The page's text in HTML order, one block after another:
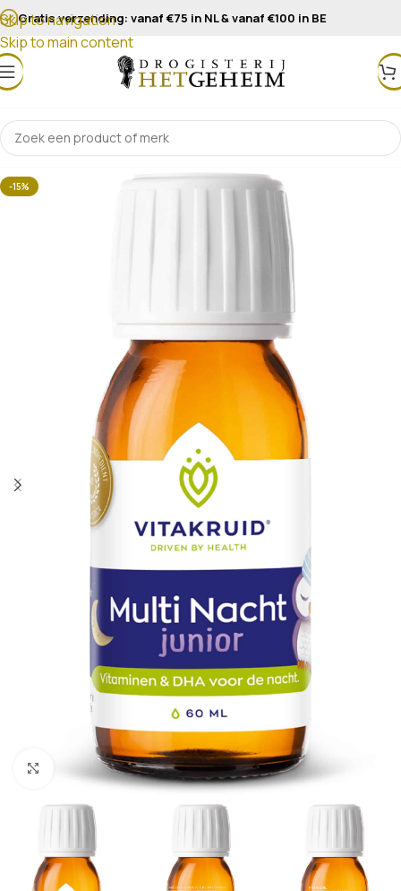
Skip to navigation
Skip to main content
Gratis verzending: vanaf €75 in NL & vanaf €100 in BE
-15%
Klik om te vergroten